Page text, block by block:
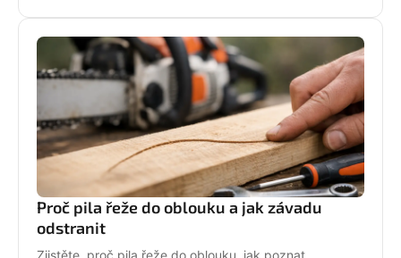
Proč pila řeže do oblouku a jak závadu
odstranit
Zjistěte, proč pila řeže do oblouku, jak poznat